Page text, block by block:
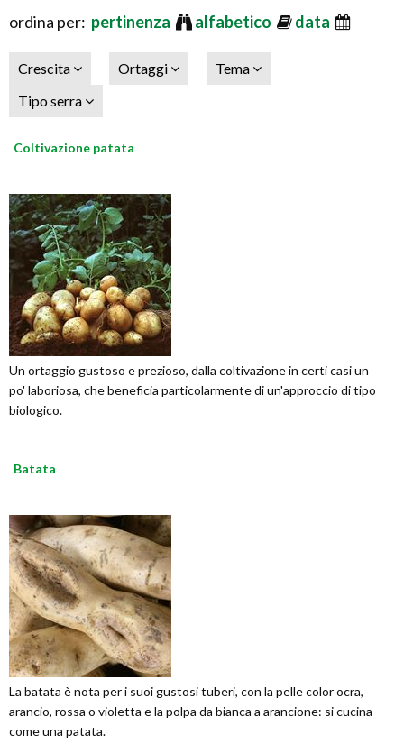
ordina per: pertinenza alfabetico data
Crescita Ortaggi
Tema
Tipo serra
Coltivazione patata
Un ortaggio gustoso e prezioso, dalla coltivazione in certi casi un
po' laboriosa, che beneficia particolarmente di un'approccio di tipo
biologico.
Batata
La batata è nota per i suoi gustosi tuberi, con la pelle color ocra,
arancio, rossa o violetta e la polpa da bianca a arancione: si cucina
come una patata.